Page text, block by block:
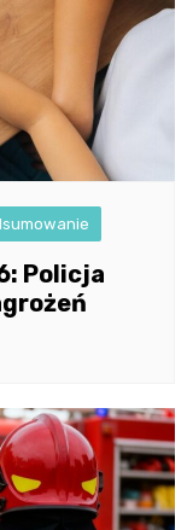
Policja